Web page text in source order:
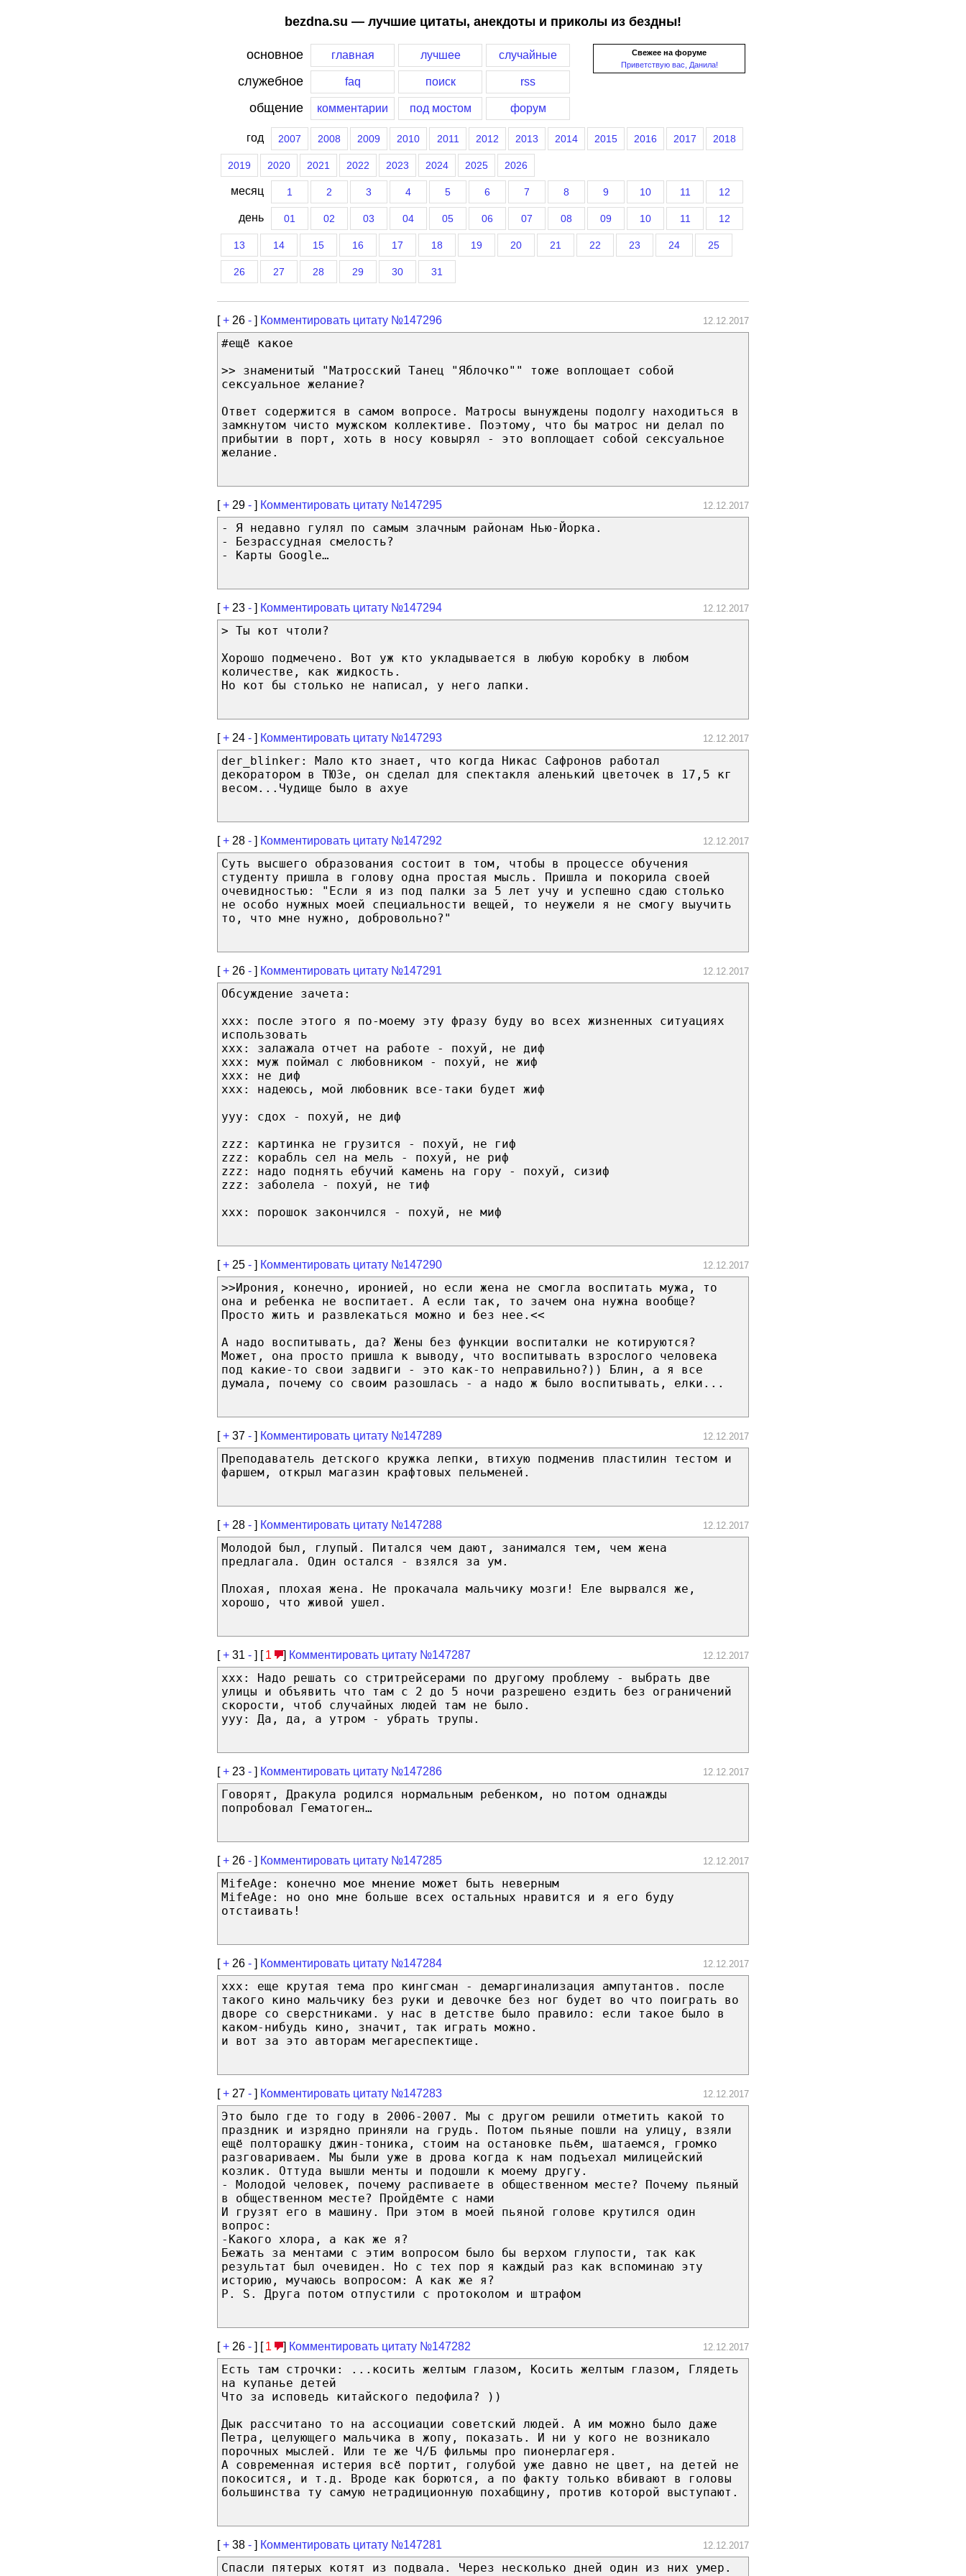
bezdna.su — лучшие цитаты, анекдоты и приколы из бездны!
Свежее на форуме
Приветствую вас, Данила!
основное главная лучшее случайные
служебное faq поиск rss
общение комментарии под мостом форум
год 2007 2008 2009 2010 2011 2012 2013 2014 2015 2016 2017 2018
2019 2020 2021 2022 2023 2024 2025 2026
месяц 1 2 3 4 5 6 7 8 9 10 11 12
день 01 02 03 04 05 06 07 08 09 10 11 12
13 14 15 16 17 18 19 20 21 22 23 24 25
26 27 28 29 30 31
[+ 26 - ] Комментировать цитату №147296 12.12.2017
#ещё какое
>> знаменитый "Матросский Танец "Яблочко"" тоже воплощает собой
сексуальное желание?
Ответ содержится в самом вопросе. Матросы вынуждены подолгу находиться в
замкнутом чисто мужском коллективе. Поэтому, что бы матрос ни делал по
прибытии в порт, хоть в носу ковырял - это воплощает собой сексуальное
желание.
[+ 29 - ] Комментировать цитату №147295 12.12.2017
- Я недавно гулял по самым злачным районам Нью-Йорка.
- Безрассудная смелость?
- Карты Google…
[+ 23 - ] Комментировать цитату №147294 12.12.2017
> Ты кот чтоли?
Хорошо подмечено. Вот уж кто укладывается в любую коробку в любом
количестве, как жидкость.
Но кот бы столько не написал, у него лапки.
[+ 24 - ] Комментировать цитату №147293 12.12.2017
der_blinker: Мало кто знает, что когда Никас Сафронов работал
декоратором в ТЮЗе, он сделал для спектакля аленький цветочек в 17,5 кг
весом...Чудище было в ахуе
[+ 28 - ] Комментировать цитату №147292 12.12.2017
Суть высшего образования состоит в том, чтобы в процессе обучения
студенту пришла в голову одна простая мысль. Пришла и покорила своей
очевидностью: "Если я из под палки за 5 лет учу и успешно сдаю столько
не особо нужных моей специальности вещей, то неужели я не смогу выучить
то, что мне нужно, добровольно?"
[+ 26 - ] Комментировать цитату №147291 12.12.2017
Обсуждение зачета:
xxx: после этого я по-моему эту фразу буду во всех жизненных ситуациях
использовать
xxx: залажала отчет на работе - похуй, не диф
xxx: муж поймал с любовником - похуй, не жиф
xxx: не диф
xxx: надеюсь, мой любовник все-таки будет жиф
yyy: сдох - похуй, не диф
zzz: картинка не грузится - похуй, не гиф
zzz: корабль сел на мель - похуй, не риф
zzz: надо поднять ебучий камень на гору - похуй, сизиф
zzz: заболела - похуй, не тиф
xxx: порошок закончился - похуй, не миф
[+ 25 - ] Комментировать цитату №147290 12.12.2017
>>Ирония, конечно, иронией, но если жена не смогла воспитать мужа, то
она и ребенка не воспитает. А если так, то зачем она нужна вообще?
Просто жить и развлекаться можно и без нее.<<
А надо воспитывать, да? Жены без функции воспиталки не котируются?
Может, она просто пришла к выводу, что воспитывать взрослого человека
под какие-то свои задвиги - это как-то неправильно?)) Блин, а я все
думала, почему со своим разошлась - а надо ж было воспитывать, елки...
[+ 37 - ] Комментировать цитату №147289 12.12.2017
Преподаватель детского кружка лепки, втихую подменив пластилин тестом и
фаршем, открыл магазин крафтовых пельменей.
[+ 28 - ] Комментировать цитату №147288 12.12.2017
Молодой был, глупый. Питался чем дают, занимался тем, чем жена
предлагала. Один остался - взялся за ум.
Плохая, плохая жена. Не прокачала мальчику мозги! Еле вырвался же,
хорошо, что живой ушел.
[+ 31 - ] [ 1 ] Комментировать цитату №147287 12.12.2017
xxx: Надо решать со стритрейсерами по другому проблему - выбрать две
улицы и объявить что там с 2 до 5 ночи разрешено ездить без ограничений
скорости, чтоб случайных людей там не было.
yyy: Да, да, а утром - убрать трупы.
[+ 23 - ] Комментировать цитату №147286 12.12.2017
Говорят, Дракула родился нормальным ребенком, но потом однажды
попробовал Гематоген…
[+ 26 - ] Комментировать цитату №147285 12.12.2017
MifeAge: конечно мое мнение может быть неверным
MifeAge: но оно мне больше всех остальных нравится и я его буду
отстаивать!
[+ 26 - ] Комментировать цитату №147284 12.12.2017
xxx: еще крутая тема про кингсман - демаргинализация ампутантов. после
такого кино мальчику без руки и девочке без ног будет во что поиграть во
дворе со сверстниками. у нас в детстве было правило: если такое было в
каком-нибудь кино, значит, так играть можно.
и вот за это авторам мегареспектище.
[+ 27 - ] Комментировать цитату №147283 12.12.2017
Это было где то году в 2006-2007. Мы с другом решили отметить какой то
праздник и изрядно приняли на грудь. Потом пьяные пошли на улицу, взяли
ещё полторашку джин-тоника, стоим на остановке пьём, шатаемся, громко
разговариваем. Мы были уже в дрова когда к нам подъехал милицейский
козлик. Оттуда вышли менты и подошли к моему другу.
- Молодой человек, почему распиваете в общественном месте? Почему пьяный
в общественном месте? Пройдёмте с нами
И грузят его в машину. При этом в моей пьяной голове крутился один
вопрос:
-Какого хлора, а как же я?
Бежать за ментами с этим вопросом было бы верхом глупости, так как
результат был очевиден. Но с тех пор я каждый раз как вспоминаю эту
историю, мучаюсь вопросом: А как же я?
P. S. Друга потом отпустили с протоколом и штрафом
[+ 26 - ] [ 1 ] Комментировать цитату №147282 12.12.2017
Есть там строчки: ...косить желтым глазом, Косить желтым глазом, Глядеть
на купанье детей
Что за исповедь китайского педофила? ))
Дык рассчитано то на ассоциации советский людей. А им можно было даже
Петра, целующего мальчика в жопу, показать. И ни у кого не возникало
порочных мыслей. Или те же Ч/Б фильмы про пионерлагеря.
А современная истерия всё портит, голубой уже давно не цвет, на детей не
покосится, и т.д. Вроде как борются, а по факту только вбивают в головы
большинства ту самую нетрадиционную похабщину, против которой выступают.
[+ 38 - ] Комментировать цитату №147281 12.12.2017
Спасли пятерых котят из подвала. Через несколько дней один из них умер.